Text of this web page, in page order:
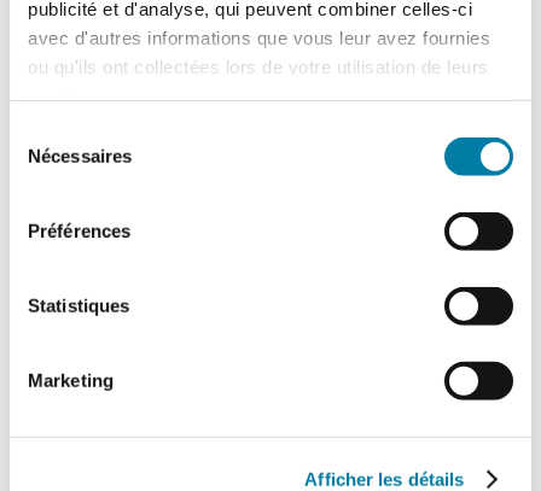
publicité et d'analyse, qui peuvent combiner celles-ci
avec d'autres informations que vous leur avez fournies
ou qu'ils ont collectées lors de votre utilisation de leurs
Nécessaires
Préférences
Statistiques
Marketing
Afficher les détails
Accidentologie industrielle : les
enseignements de l’année 2025
survenus en 2025 au sein des installations